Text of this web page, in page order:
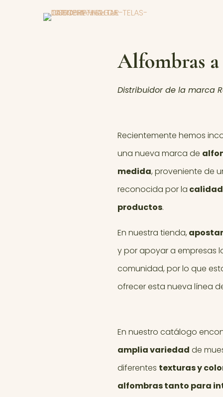
Alfombras
Distribuidor de la marca
Recientemente hemos
una nueva marca de
medida, proveniente de
reconocida por la calidad
productos.
En nuestra tienda,
y por apoyar a empresas
comunidad, por lo que
ofrecer esta nueva línea
En nuestro catálogo
amplia variedad de
diferentes texturas y
alfombras tanto para